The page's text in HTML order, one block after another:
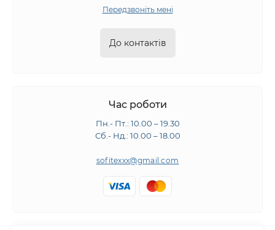
Передзвоніть мені
До контактів
Час роботи
Пн.- Пт.: 10.00 – 19.30
Сб.- Нд.: 10.00 – 18.00
sofitexxx@gmail.com